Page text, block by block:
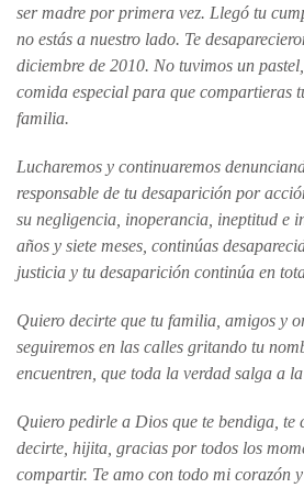
ser madre por primera vez. Llegó tu
no estás a nuestro lado. Te
diciembre de 2010. No tuvimos un
comida especial para que compartieras
familia.
Lucharemos y continuaremos
responsable de tu desaparición por
su negligencia, inoperancia, ineptitud e
años y siete meses, continúas
justicia y tu desaparición continúa en
Quiero decirte que tu familia, amigos y
seguiremos en las calles gritando tu
encuentren, que toda la verdad salga a
Quiero pedirle a Dios que te bendiga, te
decirte, hijita, gracias por todos los
compartir. Te amo con todo mi corazón